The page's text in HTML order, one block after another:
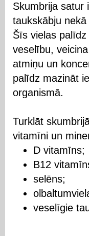
Skumbrija satur
taukskābju
Šīs vielas
veselību,
atmiņu un
palīdz mazināt
organismā.
Turklāt
vitamīni un
D vitamīns;
B12
selēns;
veselīgie